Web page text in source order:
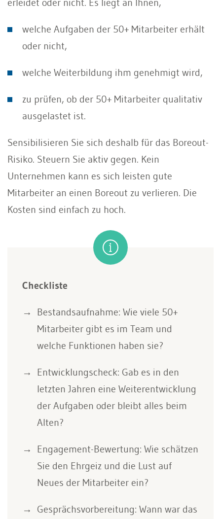
erleidet oder nicht. Es liegt an Ihnen,
welche Aufgaben der 50+ Mitarbeiter erhält
oder nicht,
welche Weiterbildung ihm genehmigt wird,
zu prüfen, ob der 50+ Mitarbeiter qualitativ
ausgelastet ist.
Sensibilisieren Sie sich deshalb für das Boreout-
Risiko. Steuern Sie aktiv gegen. Kein
Unternehmen kann es sich leisten gute
Mitarbeiter an einen Boreout zu verlieren. Die
Kosten sind einfach zu hoch.
Checkliste
Bestandsaufnahme: Wie viele 50+
Mitarbeiter gibt es im Team und
welche Funktionen haben sie?
Entwicklungscheck: Gab es in den
letzten Jahren eine Weiterentwicklung
der Aufgaben oder bleibt alles beim
Alten?
Engagement-Bewertung: Wie schätzen
Sie den Ehrgeiz und die Lust auf
Neues der Mitarbeiter ein?
Gesprächsvorbereitung: Wann war das